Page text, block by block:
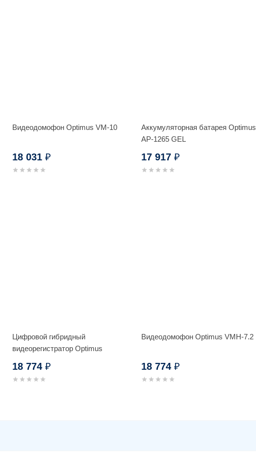
Видеодомофон Optimus VM-10
18 031 ₽
Аккумуляторная батарея Optimus
AP-1265 GEL
17 917 ₽
Цифровой гибридный
видеорегистратор Optimus
18 774 ₽
Видеодомофон Optimus VMH-7.2
18 774 ₽